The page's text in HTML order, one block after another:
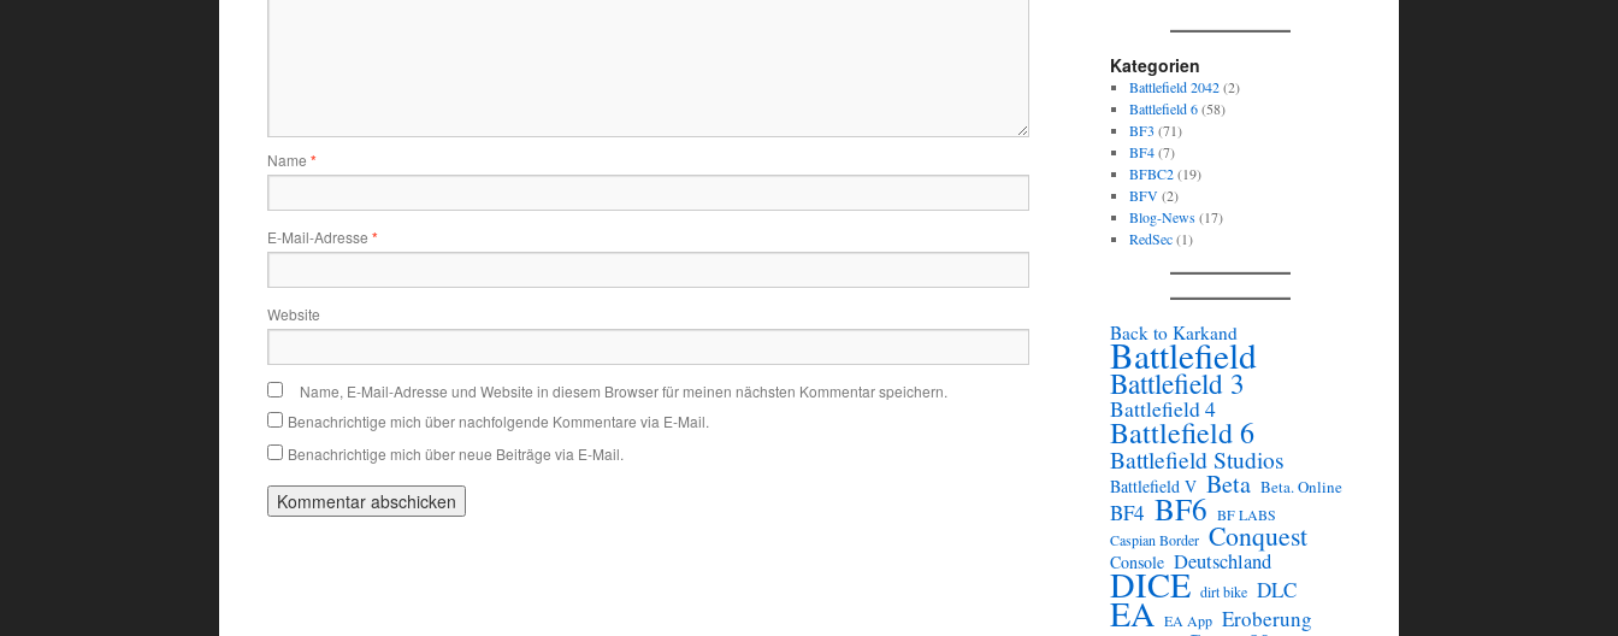
Name *
E-Mail-Adresse *
Website
Name, E-Mail-Adresse und Website in diesem Browser für meinen nächsten Kommentar speichern.
Benachrichtige mich über nachfolgende Kommentare via E-Mail.
Benachrichtige mich über neue Beiträge via E-Mail.
Kategorien
Battlefield 2042(2)
Battlefield 6(58)
BF3 (71)
BF4(7)
BFBC2(19)
BFV(2)
Blog-News(17)
RedSec(1)
Back to Karkand
Battlefield
Battlefield 3
Battlefield 4
Battlefield 6
Battlefield Studios
Battlefield V Beta Beta. Online
BF4 BF6 BF LABS
Caspian Border Conquest
Console Deutschland
DICE dirt bike DLC
EA EA App Eroberung